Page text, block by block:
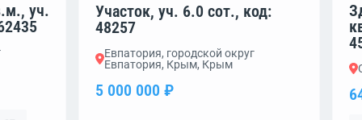
уч.
Участок, уч. 6.0 сот., код:
48257
Евпатория, городской округ
Евпатория, Крым, Крым
5 000 000 ₽